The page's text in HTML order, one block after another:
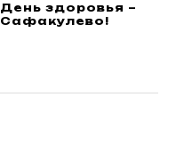
День здоровья –
Сафакулево!